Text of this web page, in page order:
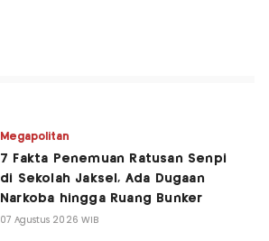
Megapolitan
7 Fakta Penemuan Ratusan Senpi
di Sekolah Jaksel, Ada Dugaan
Narkoba hingga Ruang Bunker
07 Agustus 2026 WIB